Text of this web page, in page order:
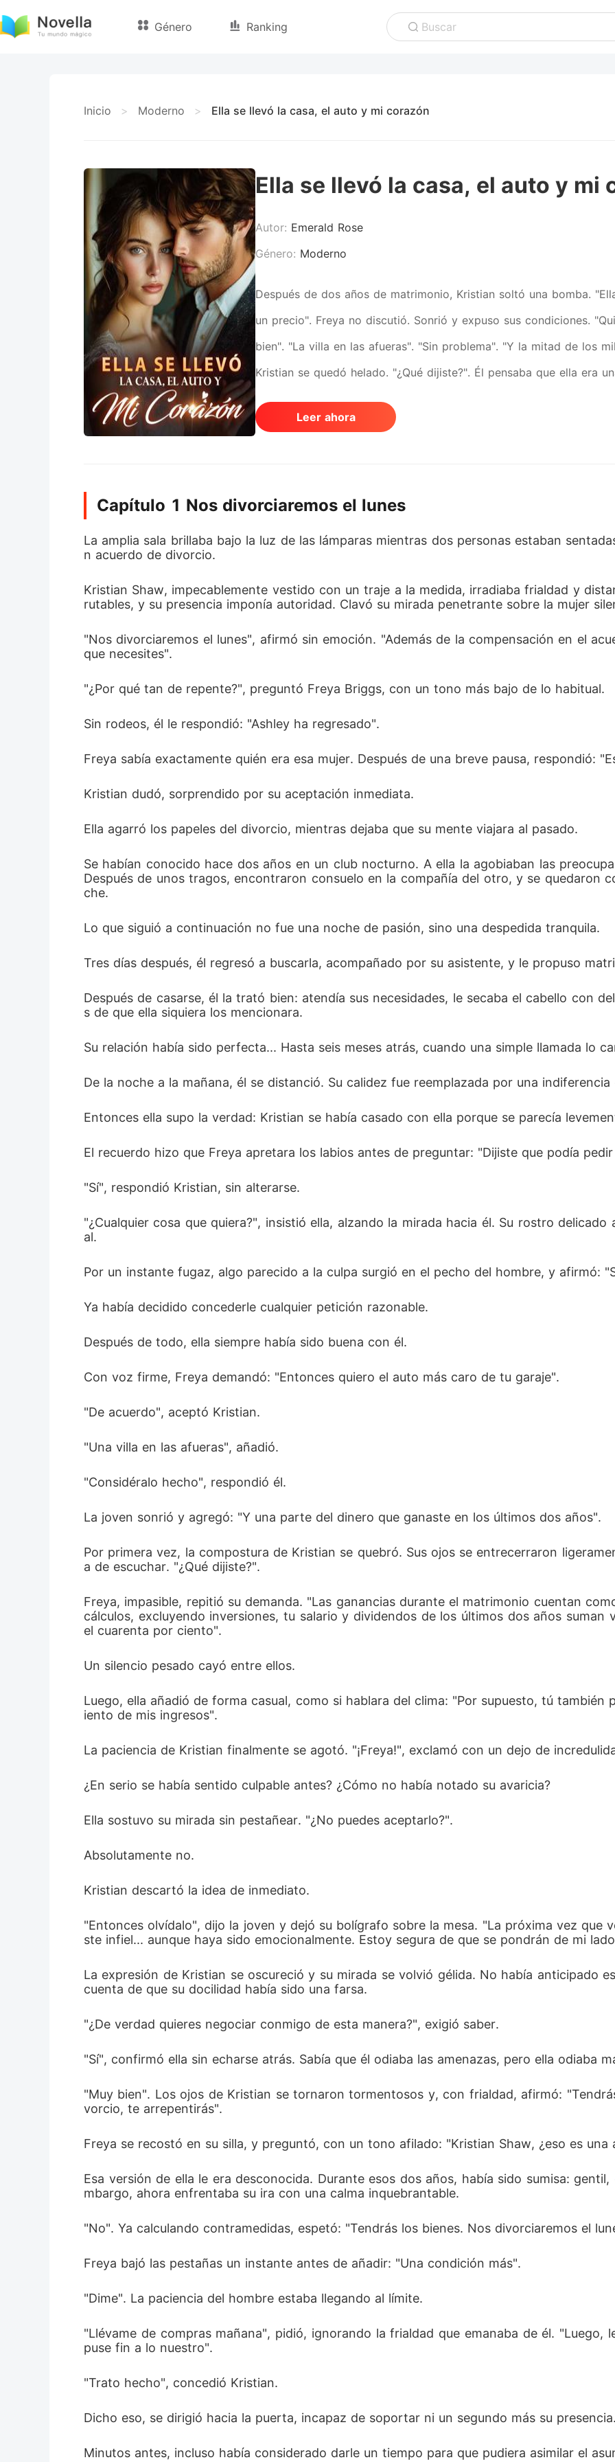
Género Ranking Buscar
Inicio > Moderno > Ella se llevó la casa, el auto y mi corazón
Ella se llevó la casa, el auto y mi
Autor: Emerald Rose
Género: Moderno
Después de dos años de matrimonio, Kristian soltó una bomba.
un precio". Freya no discutió. Sonrió y expuso sus condiciones.
bien". "La villa en las afueras". "Sin problema". "Y la mitad de los
Kristian se quedó helado. "¿Qué dijiste?". Él pensaba que ella era
era la mente maestra detrás de su fortuna. Y ahora que se había
Leer ahora
Capítulo 1 Nos divorciaremos el lunes
La amplia sala brillaba bajo la luz de las lámparas mientras dos personas estaban
n acuerdo de divorcio.
Kristian Shaw, impecablemente vestido con un traje a la medida, irradiaba frialdad y
rutables, y su presencia imponía autoridad. Clavó su mirada penetrante sobre la mujer
"Nos divorciaremos el lunes", afirmó sin emoción. "Además de la compensación en el
que necesites".
"¿Por qué tan de repente?", preguntó Freya Briggs, con un tono más bajo de lo habitual.
Sin rodeos, él le respondió: "Ashley ha regresado".
Freya sabía exactamente quién era esa mujer. Después de una breve pausa, respondió:
Kristian dudó, sorprendido por su aceptación inmediata.
Ella agarró los papeles del divorcio, mientras dejaba que su mente viajara al pasado.
Se habían conocido hace dos años en un club nocturno. A ella la agobiaban las
Después de unos tragos, encontraron consuelo en la compañía del otro, y se quedaron
che.
Lo que siguió a continuación no fue una noche de pasión, sino una despedida tranquila.
Tres días después, él regresó a buscarla, acompañado por su asistente, y le propuso
Después de casarse, él la trató bien: atendía sus necesidades, le secaba el cabello con
s de que ella siquiera los mencionara.
Su relación había sido perfecta... Hasta seis meses atrás, cuando una simple llamada lo
De la noche a la mañana, él se distanció. Su calidez fue reemplazada por una
Entonces ella supo la verdad: Kristian se había casado con ella porque se parecía
El recuerdo hizo que Freya apretara los labios antes de preguntar: "Dijiste que podía
"Sí", respondió Kristian, sin alterarse.
"¿Cualquier cosa que quiera?", insistió ella, alzando la mirada hacia él. Su rostro
al.
Por un instante fugaz, algo parecido a la culpa surgió en el pecho del hombre, y afirmó:
Ya había decidido concederle cualquier petición razonable.
Después de todo, ella siempre había sido buena con él.
Con voz firme, Freya demandó: "Entonces quiero el auto más caro de tu garaje".
"De acuerdo", aceptó Kristian.
"Una villa en las afueras", añadió.
"Considéralo hecho", respondió él.
La joven sonrió y agregó: "Y una parte del dinero que ganaste en los últimos dos años".
Por primera vez, la compostura de Kristian se quebró. Sus ojos se entrecerraron
a de escuchar. "¿Qué dijiste?".
Freya, impasible, repitió su demanda. "Las ganancias durante el matrimonio cuentan
cálculos, excluyendo inversiones, tu salario y dividendos de los últimos dos años suman
el cuarenta por ciento".
Un silencio pesado cayó entre ellos.
Luego, ella añadió de forma casual, como si hablara del clima: "Por supuesto, tú
iento de mis ingresos".
La paciencia de Kristian finalmente se agotó. "¡Freya!", exclamó con un dejo de
¿En serio se había sentido culpable antes? ¿Cómo no había notado su avaricia?
Ella sostuvo su mirada sin pestañear. "¿No puedes aceptarlo?".
Absolutamente no.
Kristian descartó la idea de inmediato.
"Entonces olvídalo", dijo la joven y dejó su bolígrafo sobre la mesa. "La próxima vez que
ste infiel... aunque haya sido emocionalmente. Estoy segura de que se pondrán de mi
La expresión de Kristian se oscureció y su mirada se volvió gélida. No había anticipado
cuenta de que su docilidad había sido una farsa.
"¿De verdad quieres negociar conmigo de esta manera?", exigió saber.
"Sí", confirmó ella sin echarse atrás. Sabía que él odiaba las amenazas, pero ella odiaba
"Muy bien". Los ojos de Kristian se tornaron tormentosos y, con frialdad, afirmó:
vorcio, te arrepentirás".
Freya se recostó en su silla, y preguntó, con un tono afilado: "Kristian Shaw, ¿eso es una
Esa versión de ella le era desconocida. Durante esos dos años, había sido sumisa:
mbargo, ahora enfrentaba su ira con una calma inquebrantable.
"No". Ya calculando contramedidas, espetó: "Tendrás los bienes. Nos divorciaremos el
Freya bajó las pestañas un instante antes de añadir: "Una condición más".
"Dime". La paciencia del hombre estaba llegando al límite.
"Llévame de compras mañana", pidió, ignorando la frialdad que emanaba de él. "Luego,
puse fin a lo nuestro".
"Trato hecho", concedió Kristian.
Dicho eso, se dirigió hacia la puerta, incapaz de soportar ni un segundo más su
Minutos antes, incluso había considerado darle un tiempo para que pudiera asimilar el